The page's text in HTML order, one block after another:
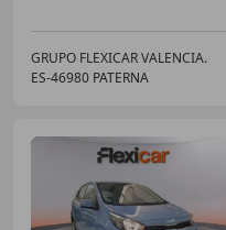
GRUPO FLEXICAR VALENCIA.
ES-46980 PATERNA